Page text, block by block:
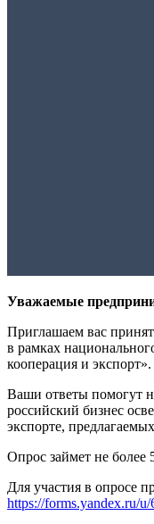
Уважаемые
Приглашаем вас
в рамках
кооперация и экспорт».
Ваши ответы помогут
российский бизнес
экспорте,
Опрос займет не более
Для участия в опросе
https://forms.yandex.ru/u/